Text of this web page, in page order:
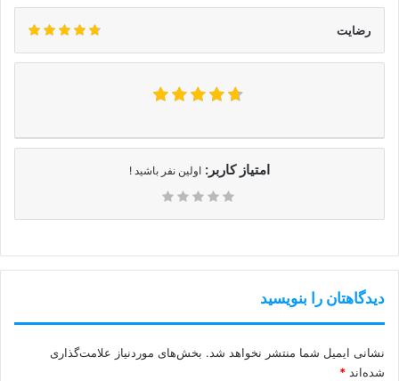
رضایت
امتیاز کاربر: اولین نفر باشید !
دیدگاهتان را بنویسید
نشانی ایمیل شما منتشر نخواهد شد. بخش‌های موردنیاز علامت‌گذاری
شده‌اند *